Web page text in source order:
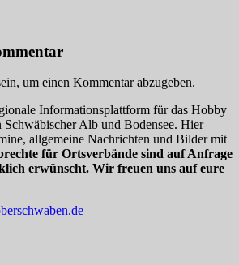
um einen Kommentar abzugeben.
Informationsplattform für das Hobby
Alb und Bodensee. Hier
allgemeine Nachrichten und Bilder mit
für Ortsverbände sind auf Anfrage
erwünscht. Wir freuen uns auf eure